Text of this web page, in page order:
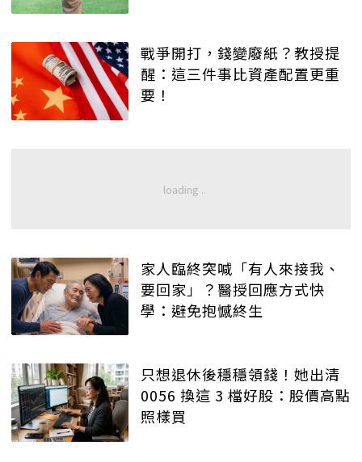
戰爭開打，錢變廢紙？教授提
醒：這三件事比資產配置更重
要！
家人臨終突喊「有人來接我、
要回家」？醫授回應方式快
學：避免抱憾終生
只想退休後穩穩領錢！她出清
0056 換這 3 檔好股：股價高點
照樣買